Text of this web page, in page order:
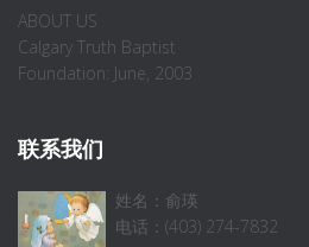
ABOUT US
Calgary Truth Baptist
Foundation: June, 2003
联系我们
姓名：俞瑛
电话：(403) 274-7832